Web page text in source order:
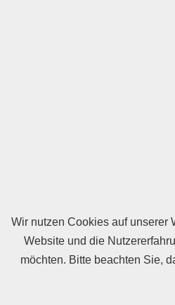
Wir nutzen Cookies auf unserer
Website und die
möchten. Bitte beachten Sie,